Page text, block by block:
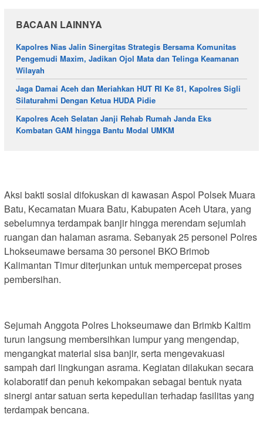
BACAAN LAINNYA
Kapolres Nias Jalin Sinergitas Strategis Bersama Komunitas
Pengemudi Maxim, Jadikan Ojol Mata dan Telinga Keamanan
Wilayah
Jaga Damai Aceh dan Meriahkan HUT RI Ke 81, Kapolres Sigli
Silaturahmi Dengan Ketua HUDA Pidie
Kapolres Aceh Selatan Janji Rehab Rumah Janda Eks
Kombatan GAM hingga Bantu Modal UMKM
Aksi bakti sosial difokuskan di kawasan Aspol Polsek Muara
Batu, Kecamatan Muara Batu, Kabupaten Aceh Utara, yang
sebelumnya terdampak banjir hingga merendam sejumlah
ruangan dan halaman asrama. Sebanyak 25 personel Polres
Lhokseumawe bersama 30 personel BKO Brimob
Kalimantan Timur diterjunkan untuk mempercepat proses
pembersihan.
Sejumah Anggota Polres Lhokseumawe dan Brimkb Kaltim
turun langsung membersihkan lumpur yang mengendap,
mengangkat material sisa banjir, serta mengevakuasi
sampah dari lingkungan asrama. Kegiatan dilakukan secara
kolaboratif dan penuh kekompakan sebagai bentuk nyata
sinergi antar satuan serta kepedulian terhadap fasilitas yang
terdampak bencana.